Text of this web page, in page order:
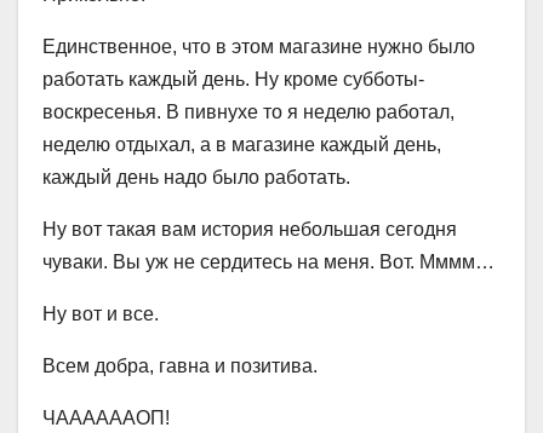
Единственное, что в этом магазине нужно было
работать каждый день. Ну кроме субботы-
воскресенья. В пивнухе то я неделю работал,
неделю отдыхал, а в магазине каждый день,
каждый день надо было работать.
Ну вот такая вам история небольшая сегодня
чуваки. Вы уж не сердитесь на меня. Вот. Мммм…
Ну вот и все.
Всем добра, гавна и позитива.
ЧААААААОП!